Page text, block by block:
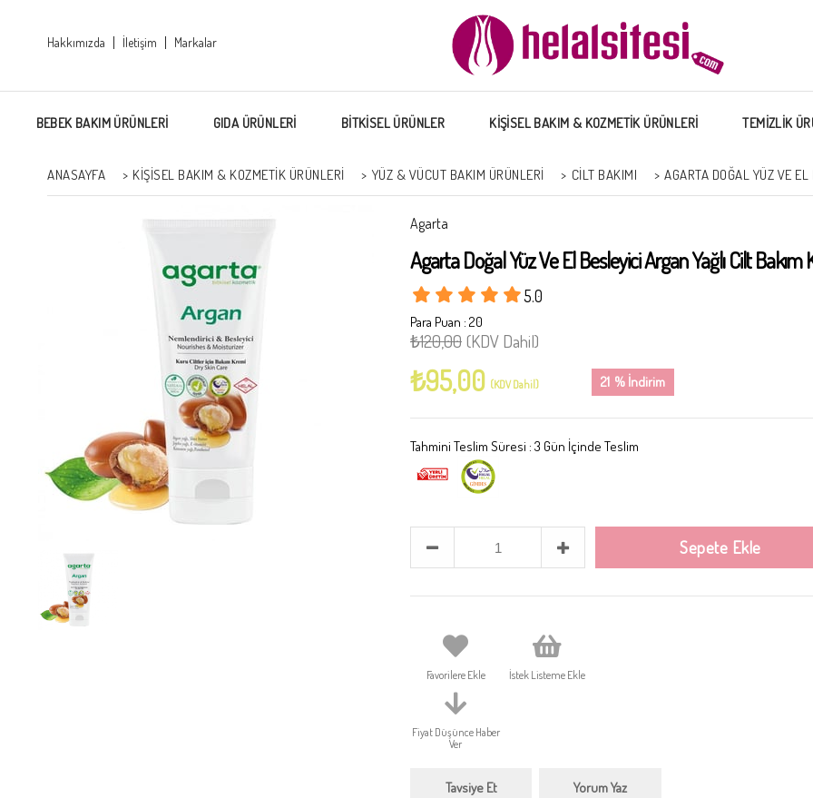
Hakkımızda İletişim Markalar
BEBEK BAKIM ÜRÜNLERİ GIDA ÜRÜNLERİ BİTKİSEL ÜRÜNLER KİŞİSEL BAKIM & KOZMETİK ÜRÜNLERİ TEMİZLİK
ANASAYFA > KİŞİSEL BAKIM & KOZMETİK ÜRÜNLERİ > YÜZ & VÜCUT BAKIM ÜRÜNLERI > CILT BAKIMI > AGARTA DOĞAL YÜZ VE
Agarta
Agarta Doğal Yüz Ve El Besleyici Argan Yağlı Cilt
5.0
Para Puan : 20
%
21 İndirim
₺120,00 (KDV Dahil)
₺95,00 (KDV Dahil)
Tahmini Teslim Süresi : 3 Gün İçinde Teslim
Favorilere Ekle İstek Listeme Ekle
Fiyat Düşünce Haber
Ver
Tavsiye Et Yorum Yaz